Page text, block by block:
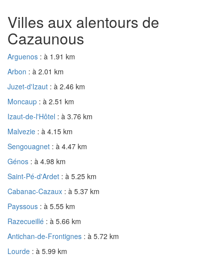
Villes aux alentours de
Cazaunous
Arguenos : à 1.91 km
Arbon : à 2.01 km
Juzet-d'Izaut : à 2.46 km
Moncaup : à 2.51 km
Izaut-de-l'Hôtel : à 3.76 km
Malvezie : à 4.15 km
Sengouagnet : à 4.47 km
Génos : à 4.98 km
Saint-Pé-d'Ardet : à 5.25 km
Cabanac-Cazaux : à 5.37 km
Payssous : à 5.55 km
Razecueillé : à 5.66 km
Antichan-de-Frontignes : à 5.72 km
Lourde : à 5.99 km